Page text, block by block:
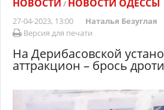
НОВОСТИ / НОВОСТИ ОДЕССЫ
27-04-2023, 13:00 Наталья Безуглая
Версия для печати
На Дерибасовской
аттракцион – брось